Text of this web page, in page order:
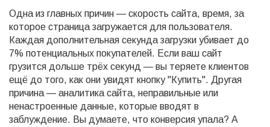
Одна из главных причин — скорость сайта, время, за
которое страница загружается для пользователя.
Каждая дополнительная секунда загрузки убивает до
7% потенциальных покупателей. Если ваш сайт
грузится дольше трёх секунд — вы теряете клиентов
ещё до того, как они увидят кнопку "Купить". Другая
причина — аналитика сайта, неправильные или
ненастроенные данные, которые вводят в
заблуждение. Вы думаете, что конверсия упала? А